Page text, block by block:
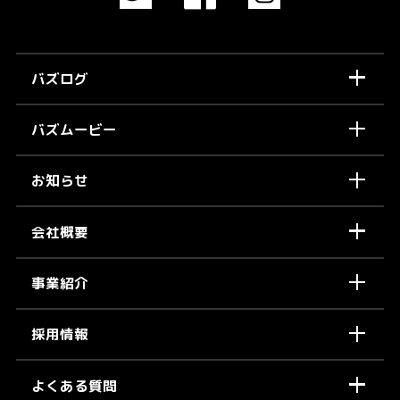
バズログ
バズムービー
お知らせ
会社概要
事業紹介
採用情報
よくある質問